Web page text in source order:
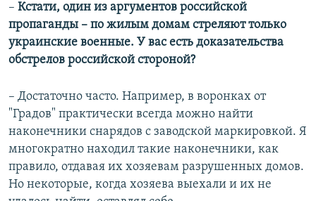
– Кстати, один из аргументов российской
пропаганды – по жилым домам стреляют только
украинские военные. У вас есть доказательства
обстрелов российской стороной?
– Достаточно часто. Например, в воронках от
"Градов" практически всегда можно найти
наконечники снарядов с заводской маркировкой. Я
многократно находил такие наконечники, как
правило, отдавая их хозяевам разрушенных домов.
Но некоторые, когда хозяева выехали и их не